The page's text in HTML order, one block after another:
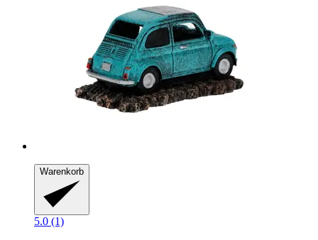
Warenkorb
5.0 (1)